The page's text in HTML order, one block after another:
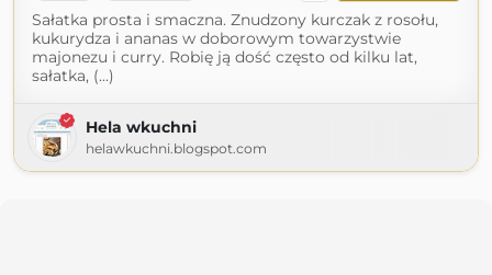
Sałatka prosta i smaczna. Znudzony kurczak z rosołu,
kukurydza i ananas w doborowym towarzystwie
majonezu i curry. Robię ją dość często od kilku lat,
sałatka, (...)
Hela wkuchni
helawkuchni.blogspot.com